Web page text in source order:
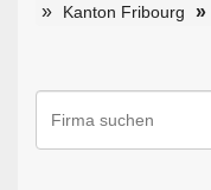
Kanton Fribourg